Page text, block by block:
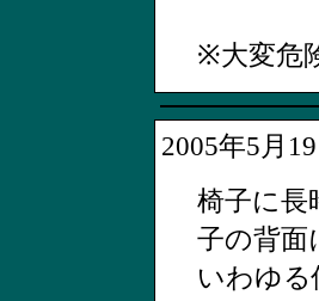
※大変危
2005年5月
椅子に長
子の背面
いわゆ